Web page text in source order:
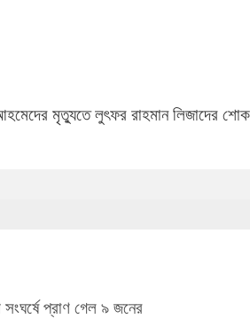
মৃত্যুতে লুৎফর রাহমান লিজাদের শোক
প্রাণ গেল ৯ জনের